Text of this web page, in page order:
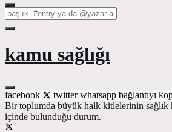
kamu sağlığı
facebook twitterwhatsapp bağlantıyı
Bir toplumda büyük halk kitlelerinin sağlık
içinde bulunduğu durum.